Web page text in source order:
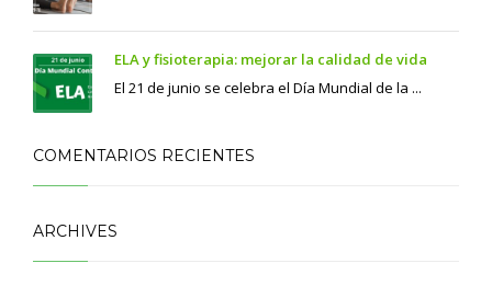
ELA y fisioterapia: mejorar la calidad de vida
El 21 de junio se celebra el Día Mundial de la ...
COMENTARIOS RECIENTES
ARCHIVES